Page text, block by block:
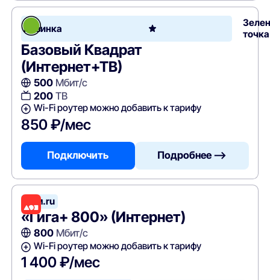
Новинка
точка
Базовый Квадрат
(Интернет+ТВ)
500Мбит/с
200ТВ
Wi-Fi роутер можно добавить к тарифу
850 ₽/мес
Подключить Подробнее —>
Дом.ru
«Гига+ 800» (Интернет)
800Мбит/с
Wi-Fi роутер можно добавить к тарифу
1 400 ₽/мес